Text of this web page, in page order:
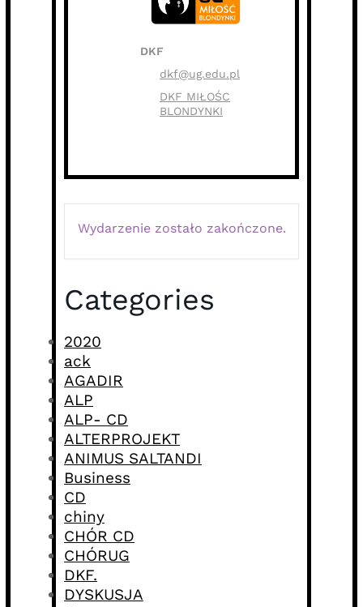
DKF
dkf@ug.edu.pl
DKF MIŁOŚC
BLONDYNKI
Wydarzenie zostało zakończone.
Categories
2020
ack
AGADIR
ALP
ALP- CD
ALTERPROJEKT
ANIMUS SALTANDI
Business
CD
chiny
CHÓR CD
CHÓRUG
DKF.
DYSKUSJA